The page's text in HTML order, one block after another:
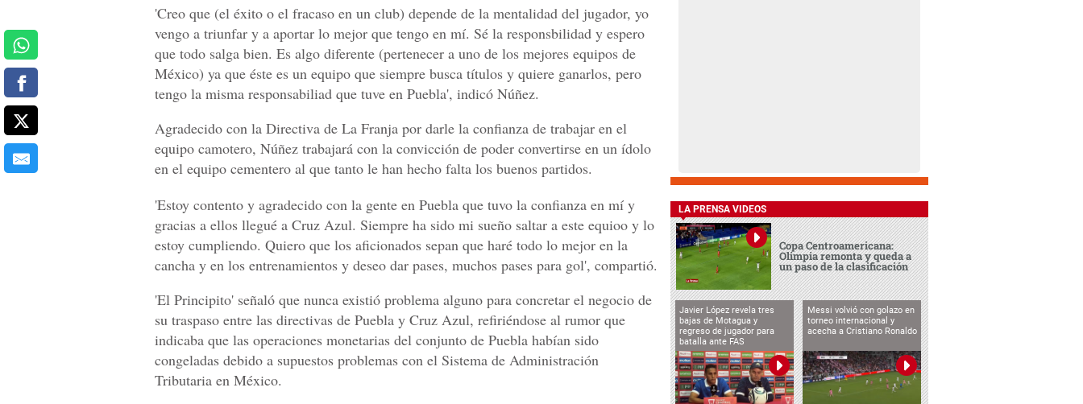
'Creo que (el éxito o el fracaso en un club) depende de la mentalidad del jugador, yo
vengo a triunfar y a aportar lo mejor que tengo en mí. Sé la responsbilidad y espero
que todo salga bien. Es algo diferente (pertenecer a uno de los mejores equipos de
México) ya que éste es un equipo que siempre busca títulos y quiere ganarlos, pero
tengo la misma responsabiliad que tuve en Puebla', indicó Núñez.
Agradecido con la Directiva de La Franja por darle la confianza de trabajar en el
equipo camotero, Núñez trabajará con la convicción de poder convertirse en un ídolo
en el equipo cementero al que tanto le han hecho falta los buenos partidos.
'Estoy contento y agradecido con la gente en Puebla que tuvo la confianza en mí y
gracias a ellos llegué a Cruz Azul. Siempre ha sido mi sueño saltar a este equioo y lo
estoy cumpliendo. Quiero que los aficionados sepan que haré todo lo mejor en la
cancha y en los entrenamientos y deseo dar pases, muchos pases para gol', compartió.
'El Principito' señaló que nunca existió problema alguno para concretar el negocio de
su traspaso entre las directivas de Puebla y Cruz Azul, refiriéndose al rumor que
indicaba que las operaciones monetarias del conjunto de Puebla habían sido
congeladas debido a supuestos problemas con el Sistema de Administración
Tributaria en México.
LA PRENSA VIDEOS
Copa Centroamericana:
Olimpia remonta y queda a
un paso de la clasificación
Javier López revela tres
bajas de Motagua y
regreso de jugador para
batalla ante FAS
Messi volvió con golazo en
torneo internacional y
acecha a Cristiano Ronaldo